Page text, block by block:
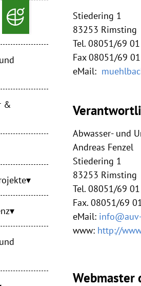
&
Stiedering 1
83253 Rimsting
Tel. 08051/69
Fax 08051/69
eMail:
Abwasser- und
Andreas Fenzel
Stiedering 1
83253 Rimsting
Tel. 08051/69
Fax. 08051/69
eMail:
www: http://
Webmaster